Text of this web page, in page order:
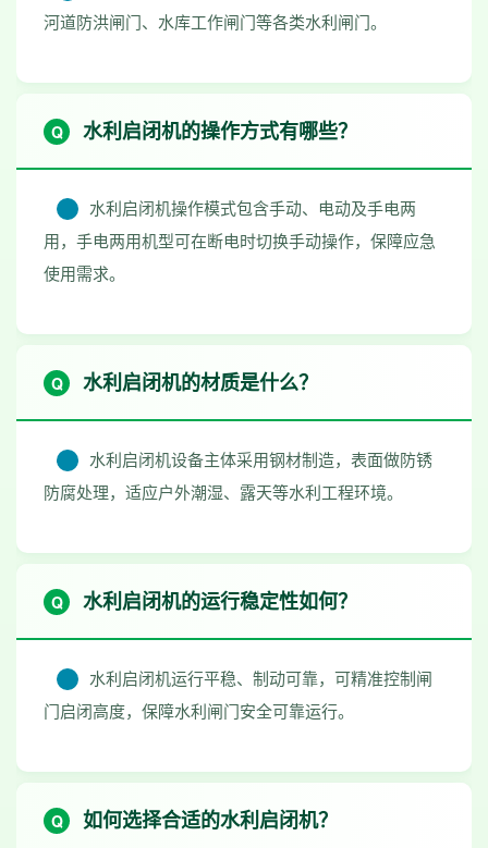
河道防洪闸门、水库工作闸门等各类水利闸门。
水利启闭机的操作方式有哪些？
水利启闭机操作模式包含手动、电动及手电两
用，手电两用机型可在断电时切换手动操作，保障应急
使用需求。
水利启闭机的材质是什么？
水利启闭机设备主体采用钢材制造，表面做防锈
防腐处理，适应户外潮湿、露天等水利工程环境。
水利启闭机的运行稳定性如何？
水利启闭机运行平稳、制动可靠，可精准控制闸
门启闭高度，保障水利闸门安全可靠运行。
如何选择合适的水利启闭机？